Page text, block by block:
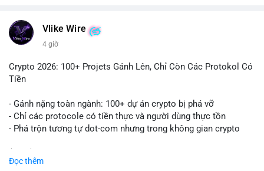
Vlike Wire
4 giờ
Crypto 2026: 100+ Projets Gánh Lên, Chỉ Còn Các Protokol Có
Tiền
- Gánh nặng toàn ngành: 100+ dự án crypto bị phá vỡ
- Chỉ các protocole có tiền thực và người dùng thực tồn
- Phá trộn tương tự dot-com nhưng trong không gian crypto
Đọc thêm